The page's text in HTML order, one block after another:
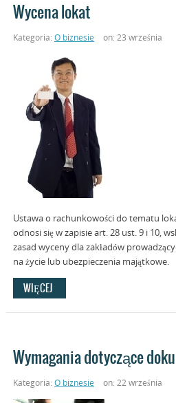
Wycena lokat
Kategoria: O biznesie on: 23 września
Ustawa o rachunkowości do tematu
odnosi się w zapisie art. 28 ust. 9 i 10,
zasad wyceny dla zakładów
na życie lub ubezpieczenia majątkowe.
WIĘCEJ
Wymagania dotyczące
Kategoria: O biznesie on: 22 września